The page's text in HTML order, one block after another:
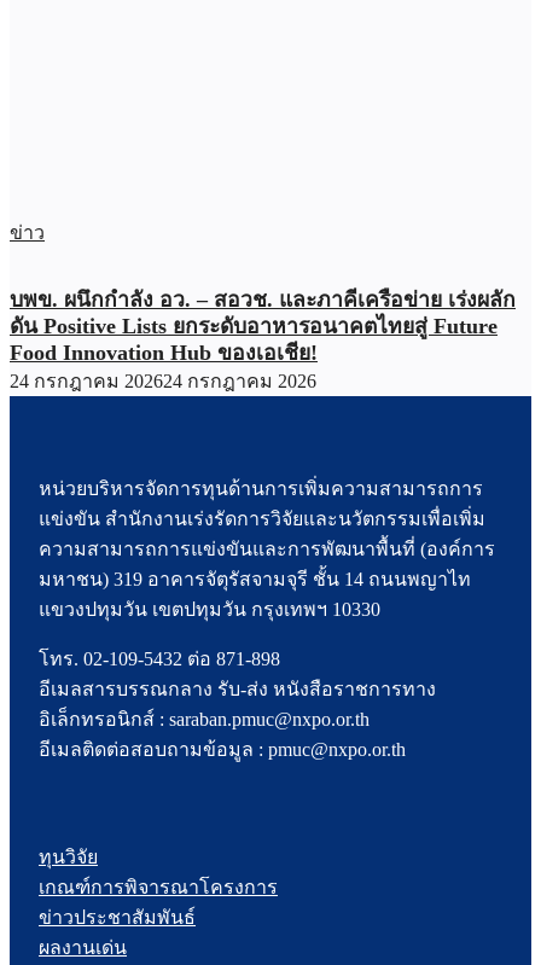
ข่าว
บพข. ผนึกกำลัง อว. – สอวช. และภาคีเครือข่าย เร่งผลัก
ดัน Positive Lists ยกระดับอาหารอนาคตไทยสู่ Future
Food Innovation Hub ของเอเชีย!
24 กรกฎาคม 202624 กรกฎาคม 2026
หน่วยบริหารจัดการทุนด้านการเพิ่มความสามารถการ
แข่งขัน สำนักงานเร่งรัดการวิจัยและนวัตกรรมเพื่อเพิ่ม
ความสามารถการแข่งขันและการพัฒนาพื้นที่ (องค์การ
มหาชน) 319 อาคารจัตุรัสจามจุรี ชั้น 14 ถนนพญาไท
แขวงปทุมวัน เขตปทุมวัน กรุงเทพฯ 10330
โทร. 02-109-5432 ต่อ 871-898
อีเมลสารบรรณกลาง รับ-ส่ง หนังสือราชการทาง
อิเล็กทรอนิกส์ : saraban.pmuc@nxpo.or.th
อีเมลติดต่อสอบถามข้อมูล : pmuc@nxpo.or.th
ทุนวิจัย
เกณฑ์การพิจารณาโครงการ
ข่าวประชาสัมพันธ์
ผลงานเด่น